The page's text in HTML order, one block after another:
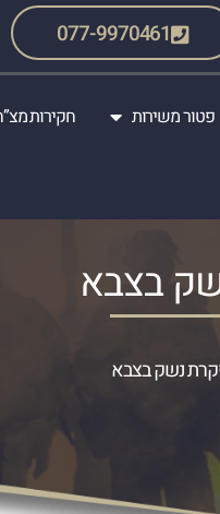
077-9970461
פטור משירות חקירות
בצבא
נשק בצבא